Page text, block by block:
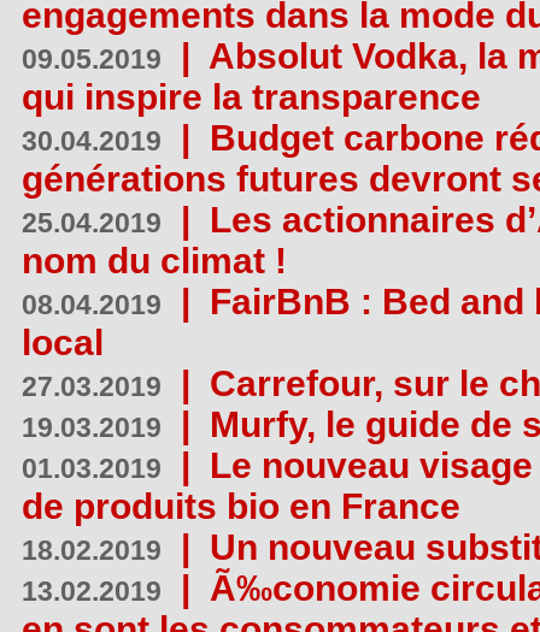
engagements dans la mode
09.05.2019 | Absolut Vodka, la
qui inspire la transparence
30.04.2019 | Budget carbone
générations futures devront
25.04.2019 | Les actionnaires
nom du climat !
08.04.2019 | FairBnB : Bed
local
27.03.2019 | Carrefour, sur le
19.03.2019 | Murfy, le guide de
01.03.2019 | Le nouveau
de produits bio en France
18.02.2019 | Un nouveau
13.02.2019 | Ã‰conomie